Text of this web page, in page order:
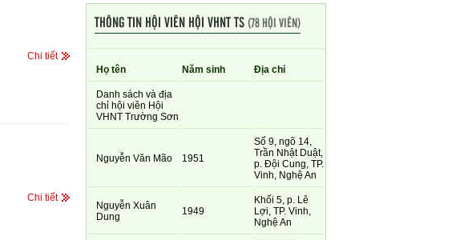
Chi tiết
Chi tiết
THÔNG TIN HỘI VIÊN HỘI VHNT TS(78 HỘI VIÊN)
Họ tên Năm sinh Địa chỉ
Danh sách và địa
chỉ hội viên Hội
VHNT Trường Sơn
Nguyễn Văn Mão 1951
Số 9, ngõ 14,
Trần Nhật Duật,
p. Đội Cung, TP.
Vinh, Nghệ An
Nguyễn Xuân
Dung
1949
Khối 5, p. Lê
Lợi, TP. Vinh,
Nghệ An